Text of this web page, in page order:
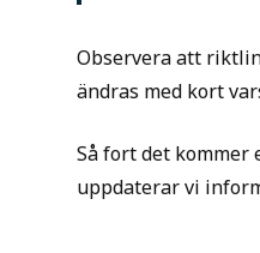
Observera att
ändras med kort
Så fort det kommer
uppdaterar vi